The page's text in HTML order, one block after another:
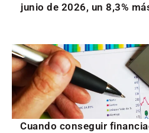
junio de 2026, un 8,3%
Cuando conseguir